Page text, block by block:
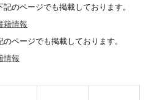
のページでも掲載しております。
籍情報
ページでも掲載しております。
情報